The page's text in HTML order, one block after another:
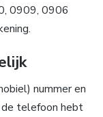
0909, 0906
nummer en
telefoon hebt